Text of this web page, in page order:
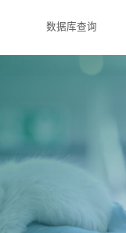
数据库查询